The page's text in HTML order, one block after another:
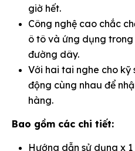
giờ hết.
Công nghệ cao chắc
ô tô và ứng dụng
đường dây.
Với hai tai nghe cho kỹ
động cùng nhau để
hàng.
Bao gồm các chi tiết:
Hướng dẫn sử dụng x 1